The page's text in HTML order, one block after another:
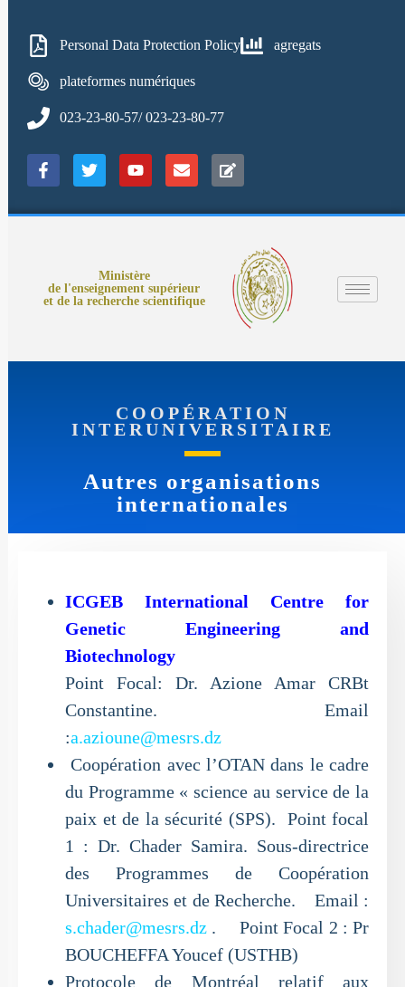
Personal Data Protection Policy agregats
plateformes numériques
023-23-80-57/ 023-23-80-77
Ministère
de l'enseignement supérieur
et de la recherche scientifique
COOPÉRATION
INTERUNIVERSITAIRE
Autres organisations
internationales
ICGEB International Centre for
Genetic Engineering and
Biotechnology
Point Focal: Dr. Azione Amar CRBt
Constantine. Email
:a.azioune@mesrs.dz
Coopération avec l’OTAN dans le cadre
du Programme « science au service de la
paix et de la sécurité (SPS). Point focal
1 : Dr. Chader Samira. Sous-directrice
des Programmes de Coopération
Universitaires et de Recherche. Email :
s.chader@mesrs.dz . Point Focal 2 : Pr
BOUCHEFFA Youcef (USTHB)
Protocole de Montréal relatif aux